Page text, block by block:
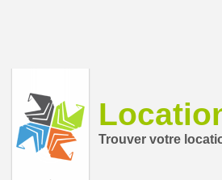
Trouver votre